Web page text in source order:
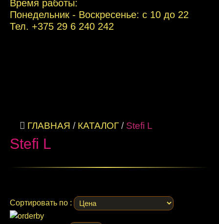
Время работы:
Понедельник - Воскресенье: с 10 до 22
Тел. +375 29 6 240 242
ГЛАВНАЯ / КАТАЛОГ / Stefi L
Stefi L
Сортировать по :